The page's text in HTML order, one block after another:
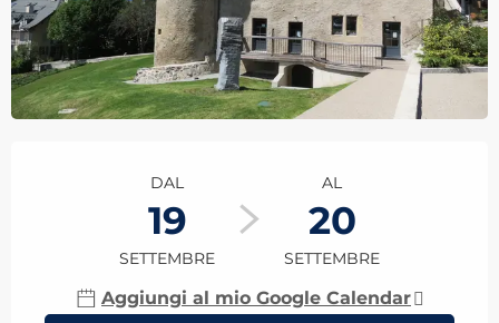
DAL
19
SETTEMBRE
AL
20
SETTEMBRE
Aggiungi al mio Google Calendar